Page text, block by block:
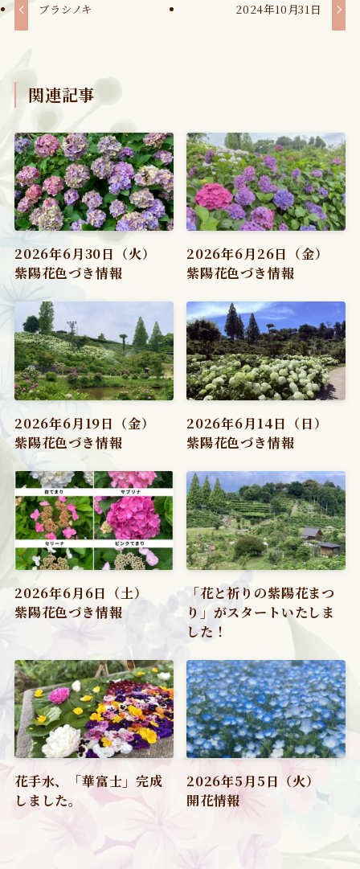
ブラシノキ 2024年10月31日
関連記事
2026年6月30日（火）
紫陽花色づき情報
2026年6月26日（金）
紫陽花色づき情報
2026年6月19日（金）
紫陽花色づき情報
2026年6月14日（日）
紫陽花色づき情報
2026年6月6日（土）
紫陽花色づき情報
「花と祈りの紫陽花まつ
り」がスタートいたしま
した！
花手水、「華富士」完成
しました。
2026年5月5日（火）
開花情報